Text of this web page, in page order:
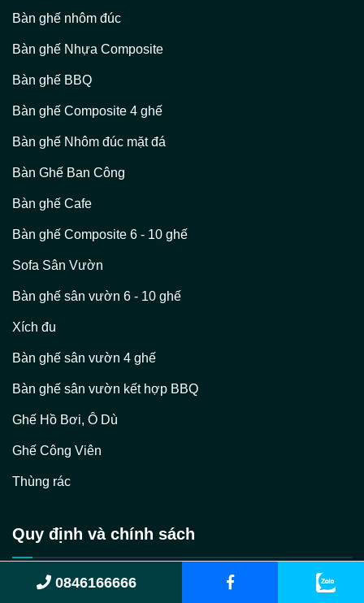
Bàn ghế nhôm đúc
Bàn ghế Nhựa Composite
Bàn ghế BBQ
Bàn ghế Composite 4 ghế
Bàn ghế Nhôm đúc mặt đá
Bàn Ghế Ban Công
Bàn ghế Cafe
Bàn ghế Composite 6 - 10 ghế
Sofa Sân Vườn
Bàn ghế sân vườn 6 - 10 ghế
Xích đu
Bàn ghế sân vườn 4 ghế
Bàn ghế sân vườn kết hợp BBQ
Ghế Hồ Bơi, Ô Dù
Ghế Công Viên
Thùng rác
Quy định và chính sách
Điều khoản & Điều kiện
0846166666